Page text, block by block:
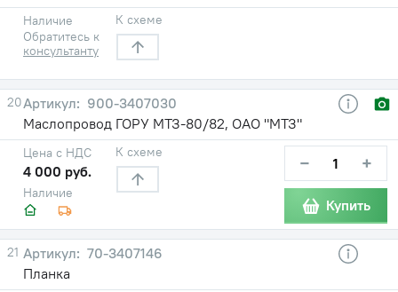
Наличие
Обратитесь к
консультанту
К схеме
20
900-3407030
Маслопровод ГОРУ МТЗ-80/82, ОАО "МТЗ"
Наличие
Цена с НДС
4 000 руб.
К схеме − +
Купить
21
70-3407146
Планка